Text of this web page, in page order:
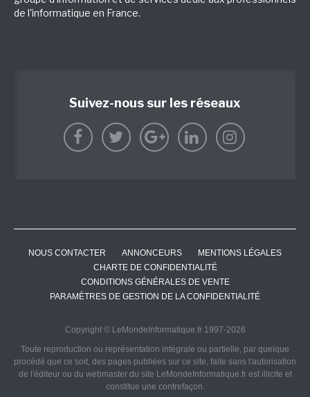
de l'informatique en France.
Suivez-nous sur les réseaux
NOUS CONTACTER ANNONCEURS
MENTIONS LÉGALES
CHARTE DE CONFIDENTIALITÉ
CONDITIONS GÉNÉRALES DE VENTE
PARAMÈTRES DE GESTION DE LA CONFIDENTIALITÉ
Copyright © LeMondeInformatique.fr 1997-2026
Toute reproduction ou représentation intégrale ou partielle, par quelque
procédé que ce soit, des pages publiées sur ce site, faite sans l'autorisation
de l'éditeur ou du webmaster du site LeMondeInformatique.fr est illicite et
constitue une contrefaçon.